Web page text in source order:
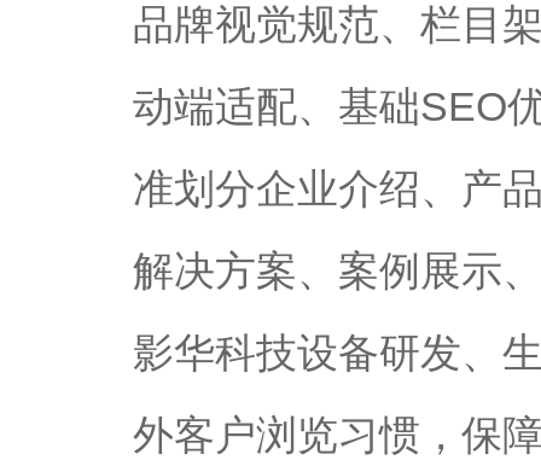
品牌视觉规范、栏目
动端适配、基础SEO
准划分企业介绍、产
解决方案、案例展示
影华科技设备研发、
外客户浏览习惯，保